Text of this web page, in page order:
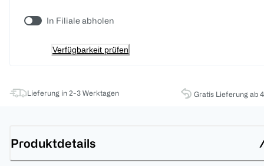
In Filiale abholen
Verfügbarkeit prüfen
Lieferung in 2-3 Werktagen Gratis Lieferung ab
Produktdetails